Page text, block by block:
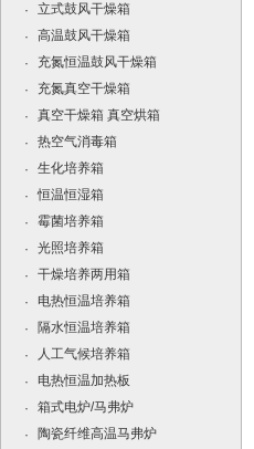
·
立式鼓风干燥箱
·
高温鼓风干燥箱
·
充氮恒温鼓风干燥箱
·
充氮真空干燥箱
·
真空干燥箱 真空烘箱
·
热空气消毒箱
·
生化培养箱
·
恒温恒湿箱
·
霉菌培养箱
·
光照培养箱
·
干燥培养两用箱
·
电热恒温培养箱
·
隔水恒温培养箱
·
人工气候培养箱
·
电热恒温加热板
·
箱式电炉/马弗炉
·
陶瓷纤维高温马弗炉